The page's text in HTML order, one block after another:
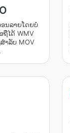
ອນລາຍໂດຍບໍ່
ຖືໄດ້ WMV
າລັບ MOV